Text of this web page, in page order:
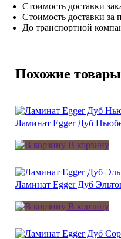
Стоимость доставки
Стоимость доставки
До транспортной
Похожие товары
Ламинат Egger Дуб
В корзину
Ламинат Egger Дуб
В корзину